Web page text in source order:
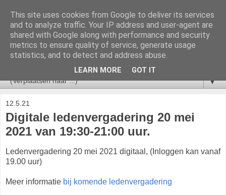
V&VN Actueel
Nieuws voor leden van de V&VN Sociaal Psychiatrisch
Verpleegkundigen.
▼
12.5.21
Digitale ledenvergadering 20 mei
2021 van 19:30-21:00 uur.
Ledenvergadering 20 mei 2021 digitaal, (Inloggen kan vanaf
19.00 uur)
Meer informatie bij komende ledenvergadering
This site uses cookies from Google to deliver its services
and to analyze traffic. Your IP address and user-agent are
shared with Google along with performance and security
metrics to ensure quality of service, generate usage
statistics, and to detect and address abuse.
LEARN MORE GOT IT